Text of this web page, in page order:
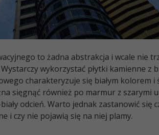
to żadna abstrakcja i wcale nie
wykorzystać płytki kamienne z
charakteryzuje się białym kolorem
sięgnąć również po marmur z szarymi
odcień. Warto jednak zastanowić się
i czy nie pojawią się na niej plamy.